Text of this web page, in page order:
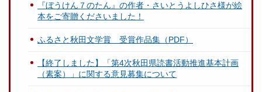
『ぼうけん７のたん』の作者・さいとうよしひさ様が絵
本をご寄贈くださいました！
ふるさと秋田文学賞 受賞作品集（PDF）
【終了しました】「第4次秋田県読書活動推進基本計画
（素案）」に関する意見募集について